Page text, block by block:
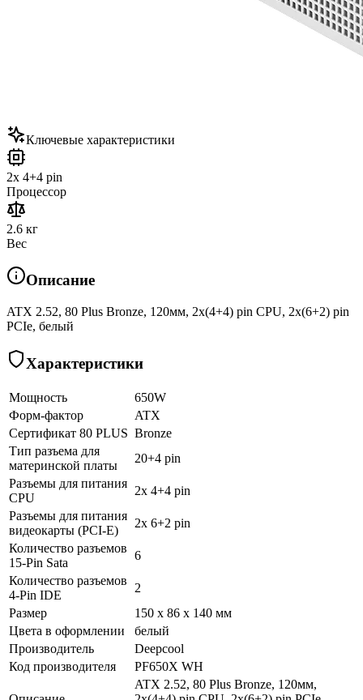
Ключевые характеристики
2x 4+4 pin
Процессор
2.6 кг
Вес
Описание
ATX 2.52, 80 Plus Bronze, 120мм, 2x(4+4) pin CPU, 2х(6+2) pin
PCIe, белый
Характеристики
Мощность
650W
Форм-фактор
ATX
Сертификат 80 PLUS Bronze
Тип разъема для
материнской платы
20+4 pin
Разъемы для питания
CPU
2x 4+4 pin
Разъемы для питания
видеокарты (PCI-E)
2x 6+2 pin
Количество разъемов
15-Pin Sata
6
Количество разъемов
4-Pin IDE
2
Размер
150 x 86 x 140 мм
Цвета в оформлении
белый
Производитель
Deepcool
Код производителя
PF650X WH
ATX 2.52, 80 Plus Bronze, 120мм,